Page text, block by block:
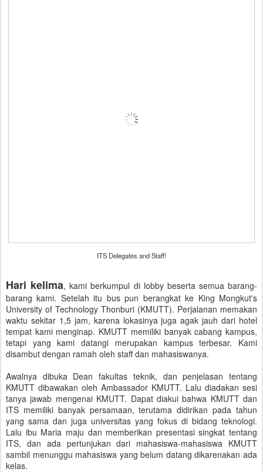
ITS Delegates and Staff!
Hari kelima, kami berkumpul di lobby beserta semua barang-
barang kami. Setelah itu bus pun berangkat ke King Mongkut's
University of Technology Thonburi (KMUTT). Perjalanan memakan
waktu sekitar 1,5 jam, karena lokasinya juga agak jauh dari hotel
tempat kami menginap. KMUTT memiliki banyak cabang kampus,
tetapi yang kami datangi merupakan kampus terbesar. Kami
disambut dengan ramah oleh staff dan mahasiswanya.
Awalnya dibuka Dean fakultas teknik, dan penjelasan tentang
KMUTT dibawakan oleh Ambassador KMUTT. Lalu diadakan sesi
tanya jawab mengenai KMUTT. Dapat diakui bahwa KMUTT dan
ITS memiliki banyak persamaan, terutama didirikan pada tahun
yang sama dan juga universitas yang fokus di bidang teknologi.
Lalu ibu Maria maju dan memberikan presentasi singkat tentang
ITS, dan ada pertunjukan dari mahasiswa-mahasiswa KMUTT
sambil menunggu mahasiswa yang belum datang dikarenakan ada
kelas.